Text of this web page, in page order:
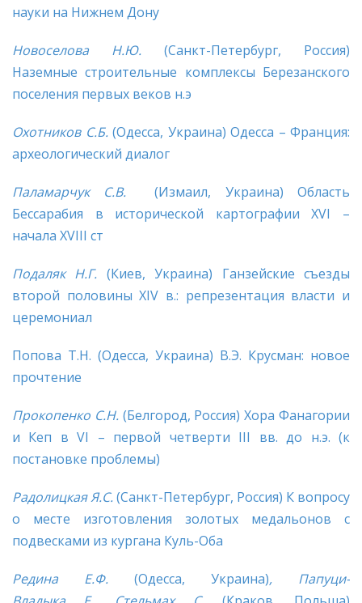
науки на Нижнем Дону
Новоселова Н.Ю. (Санкт-Петербург, Россия)
Наземные строительные комплексы Березанского
поселения первых веков н.э
Охотников С.Б.(Одесса, Украина) Одесса – Франция:
археологический диалог
Паламарчук С.В.
(Измаил, Украина) Область
Бессарабия в исторической картографии XVI –
начала XVIII ст
Подаляк Н.Г. (Киев, Украина) Ганзейские съезды
второй половины XIV в.: репрезентация власти и
церемониал
Попова Т.Н. (Одесса, Украина) В.Э. Крусман: новое
прочтение
Прокопенко С.Н.(Белгород, Россия) Хора Фанагории
и Кеп в VI – первой четверти III вв. до н.э. (к
постановке проблемы)
Радолицкая Я.С.(Санкт-Петербург, Россия) К вопросу
о месте изготовления золотых медальонов с
подвесками из кургана Куль-Оба
Редина Е.Ф. (Одесса, Украина), Папуци-